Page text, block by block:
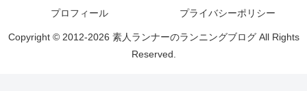
プロフィール プライバシーポリシー
Copyright © 2012-2026 素人ランナーのランニングブログ All Rights
Reserved.